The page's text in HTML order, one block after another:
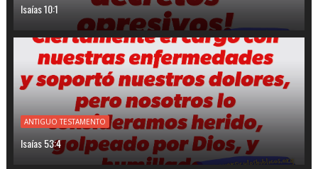
Isaías 10:1
ANTIGUO TESTAMENTO
Isaías 53:4